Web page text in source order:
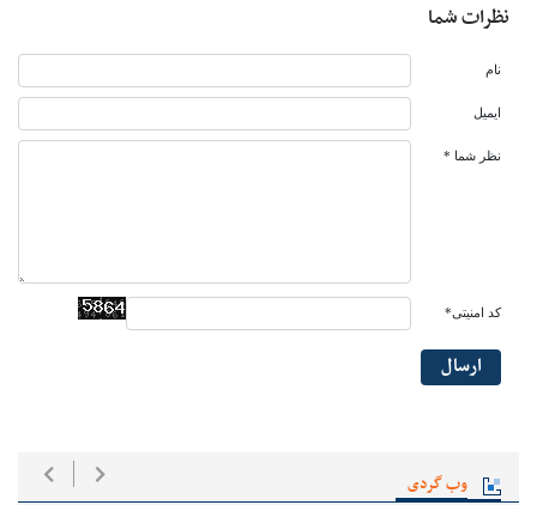
وب گردی
نظرات شما
نام
ایمیل
نظر شما *
کد امنیتی*
ارسال